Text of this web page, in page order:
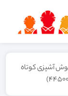
آشپزی کوتاه